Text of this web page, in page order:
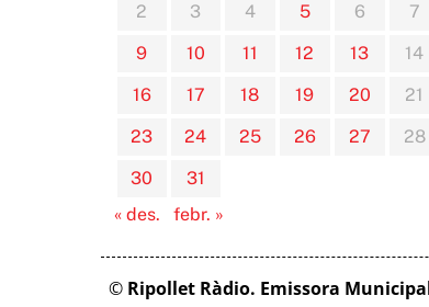
2
3 4 5 6 7
9
10 11 12 13 14
16
17 18 19 20 21
23
24 25 26 27 28
30
31
« des.
febr. »
© Ripollet Ràdio. Emissora